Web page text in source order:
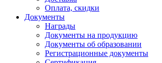
Оплата, скидки
Документы
Награды
Документы на продукцию
Документы об образовании
Регистрационные документы